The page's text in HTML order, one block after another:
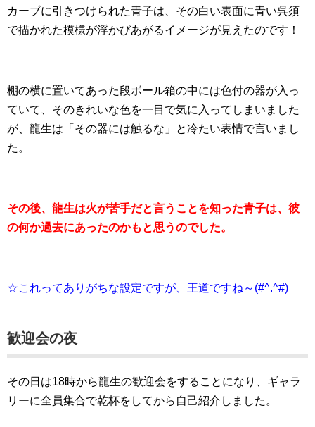
カーブに引きつけられた青子は、その白い表面に青い呉須
で描かれた模様が浮かびあがるイメージが見えたのです！
棚の横に置いてあった段ボール箱の中には色付の器が入っ
ていて、そのきれいな色を一目で気に入ってしまいました
が、龍生は「その器には触るな」と冷たい表情で言いまし
た。
その後、龍生は火が苦手だと言うことを知った青子は、彼
の何か過去にあったのかもと思うのでした。
☆これってありがちな設定ですが、王道ですね～(#^.^#)
歓迎会の夜
その日は18時から龍生の歓迎会をすることになり、ギャラ
リーに全員集合で乾杯をしてから自己紹介しました。